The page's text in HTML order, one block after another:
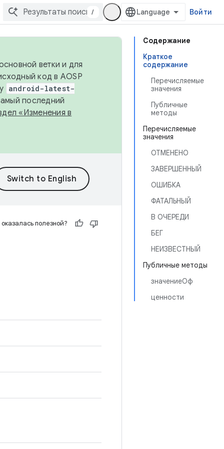
/ Войти
Содержание
Краткое
содержание
Перечисляемые
значения
Публичные
методы
Перечисляемые
значения
ОТМЕНЕНО
ЗАВЕРШЕННЫЙ
ОШИБКА
ФАТАЛЬНЫЙ
В ОЧЕРЕДИ
БЕГ
НЕИЗВЕСТНЫЙ
Публичные методы
значениеОф
ценности
ветки и для
код в AOSP
android-latest-
последний
«Изменения в
полезной?